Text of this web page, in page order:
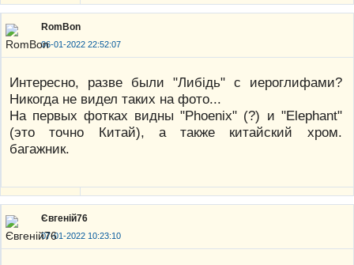
RomBon
06-01-2022 22:52:07
Интересно, разве были "Либiдь" с иероглифами?
Никогда не видел таких на фото...
На первых фотках видны "Phoenix" (?) и "Elephant"
(это точно Китай), а также китайский хром.
багажник.
Євгеній76
07-01-2022 10:23:10